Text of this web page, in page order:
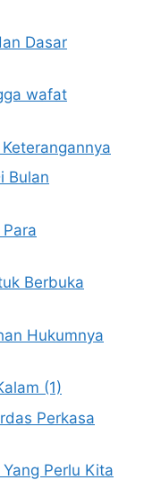
Dasar
wafat
Bulan
Berbuka
Hukumnya
(1)
Perkasa
Perlu Kita